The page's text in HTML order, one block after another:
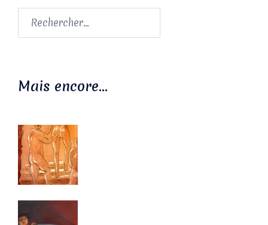
Rechercher :
Mais encore…